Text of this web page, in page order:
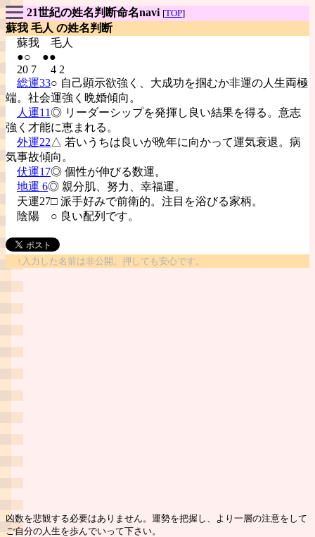
21世紀の姓名判断命名navi [TOP]
蘇我 毛人 の姓名判断
蘇我 毛人
●○ ●●
20 7 4 2
総運33○ 自己顕示欲強く、大成功を掴むか非運の人生両極
端。社会運強く晩婚傾向。
人運11◎ リーダーシップを発揮し良い結果を得る。意志
強く才能に恵まれる。
外運22△ 若いうちは良いが晩年に向かって運気衰退。病
気事故傾向。
伏運17◎ 個性が伸びる数運。
地運 6◎ 親分肌、努力、幸福運。
天運27□ 派手好みで前衛的。注目を浴びる家柄。
陰陽 ○ 良い配列です。
↑入力した名前は非公開。押しても安心です。
凶数を悲観する必要はありません。運勢を把握し、より一層の注意をして
ご自分の人生を歩んでいって下さい。